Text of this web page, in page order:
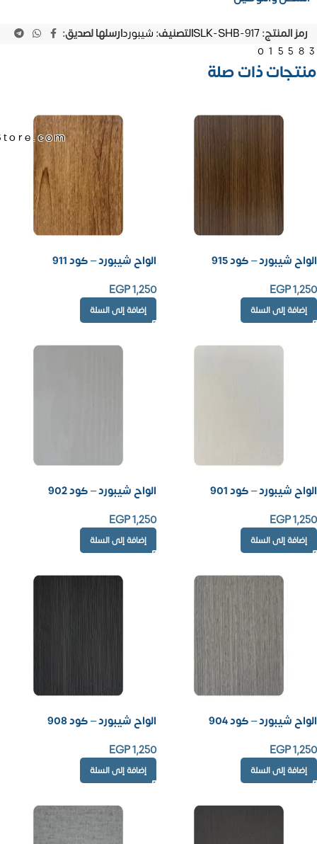
رمز المنتج:SLK-SHB-917التصنيف: شيبوردارسلها لصديق:
منتجات ذات صلة
الواح شيبورد – كود 915
EGP1,250
إضافة إلى السلة
الواح شيبورد – كود 911
EGP1,250
إضافة إلى السلة
الواح شيبورد – كود 901
EGP1,250
إضافة إلى السلة
الواح شيبورد – كود 902
EGP1,250
إضافة إلى السلة
الواح شيبورد – كود 904
EGP1,250
إضافة إلى السلة
الواح شيبورد – كود 908
EGP1,250
إضافة إلى السلة